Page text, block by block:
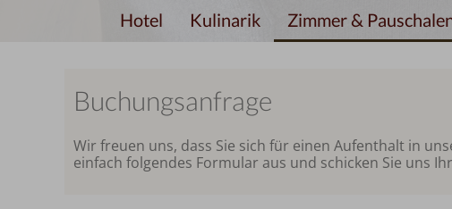
Hotel Kulinarik Zimmer &
Buchungsanfrage
Wir freuen uns, dass Sie sich für einen Aufenthalt in
einfach folgendes Formular aus und schicken Sie uns